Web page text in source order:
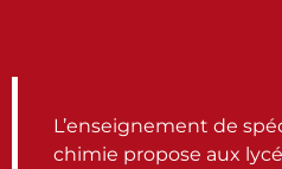
L’enseignement de
chimie propose aux